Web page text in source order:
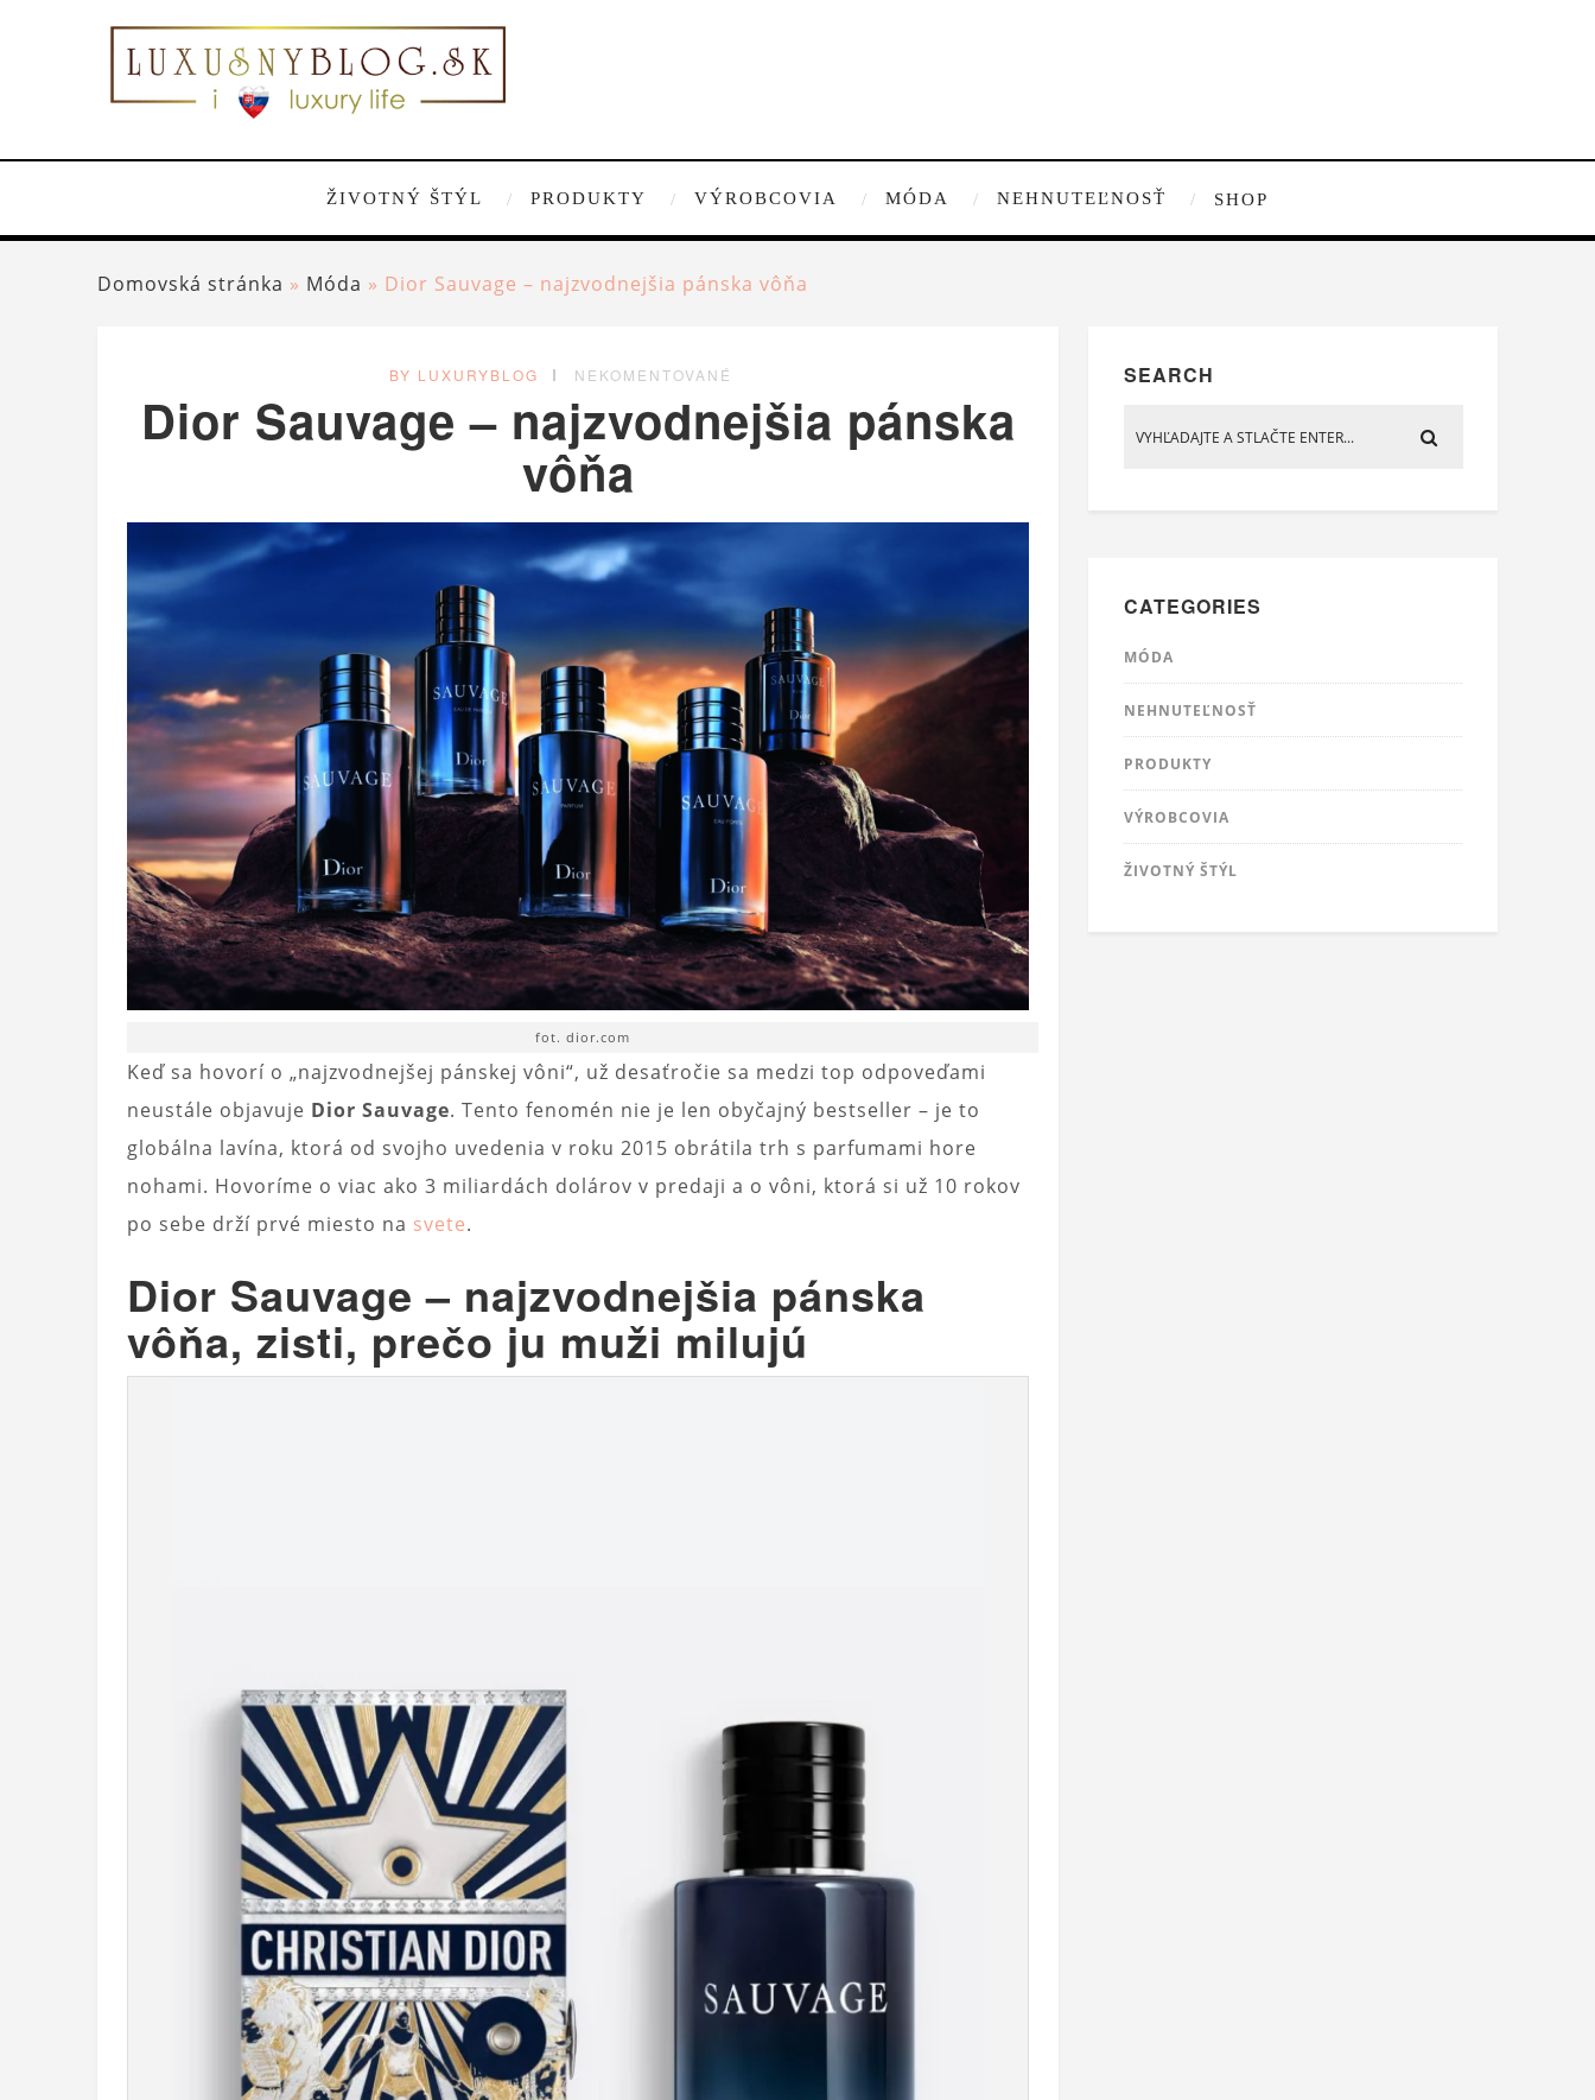
ŽIVOTNÝ ŠTÝL PRODUKTY VÝROBCOVIA MÓDA NEHNUTEĽNOSŤ SHOP
Domovská stránka » Móda » Dior Sauvage – najzvodnejšia pánska vôňa
BY LUXURYBLOG NEKOMENTOVANÉ
Dior Sauvage – najzvodnejšia pánska
vôňa
fot. dior.com
Keď sa hovorí o „najzvodnejšej pánskej vôni“, už desaťročie sa medzi top odpoveďami
neustále objavuje Dior Sauvage. Tento fenomén nie je len obyčajný bestseller – je to
globálna lavína, ktorá od svojho uvedenia v roku 2015 obrátila trh s parfumami hore
nohami. Hovoríme o viac ako 3 miliardách dolárov v predaji a o vôni, ktorá si už 10 rokov
po sebe drží prvé miesto na svete.
Dior Sauvage – najzvodnejšia pánska
vôňa, zisti, prečo ju muži milujú
SEARCH
CATEGORIES
MÓDA
NEHNUTEĽNOSŤ
PRODUKTY
VÝROBCOVIA
ŽIVOTNÝ ŠTÝL